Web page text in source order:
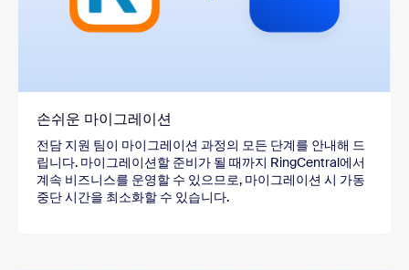
손쉬운 마이그레이션
전담 지원 팀이 마이그레이션 과정의 모든 단계를 안내해 드
립니다. 마이그레이션할 준비가 될 때까지 RingCentral에서
계속 비즈니스를 운영할 수 있으므로, 마이그레이션 시 가동
중단 시간을 최소화할 수 있습니다.